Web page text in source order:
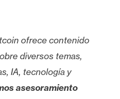
ofrece contenido
diversos temas,
IA, tecnología y
asesoramiento